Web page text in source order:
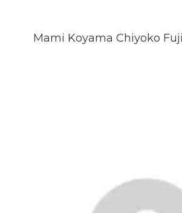
Mami Koyama Chiyoko